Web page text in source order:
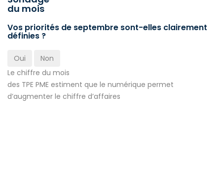
du mois
Vos priorités de septembre sont-elles clairement
définies ?
Oui
Non
Le chiffre du mois
des TPE PME estiment que le numérique permet
d’augmenter le chiffre d’affaires